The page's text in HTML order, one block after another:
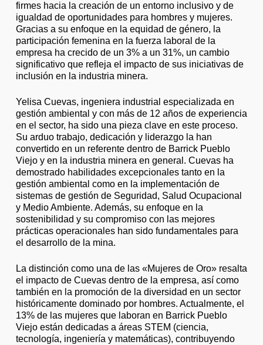
firmes hacia la creación de un entorno inclusivo y de
igualdad de oportunidades para hombres y mujeres.
Gracias a su enfoque en la equidad de género, la
participación femenina en la fuerza laboral de la
empresa ha crecido de un 3% a un 31%, un cambio
significativo que refleja el impacto de sus iniciativas de
inclusión en la industria minera.
Yelisa Cuevas, ingeniera industrial especializada en
gestión ambiental y con más de 12 años de experiencia
en el sector, ha sido una pieza clave en este proceso.
Su arduo trabajo, dedicación y liderazgo la han
convertido en un referente dentro de Barrick Pueblo
Viejo y en la industria minera en general. Cuevas ha
demostrado habilidades excepcionales tanto en la
gestión ambiental como en la implementación de
sistemas de gestión de Seguridad, Salud Ocupacional
y Medio Ambiente. Además, su enfoque en la
sostenibilidad y su compromiso con las mejores
prácticas operacionales han sido fundamentales para
el desarrollo de la mina.
La distinción como una de las «Mujeres de Oro» resalta
el impacto de Cuevas dentro de la empresa, así como
también en la promoción de la diversidad en un sector
históricamente dominado por hombres. Actualmente, el
13% de las mujeres que laboran en Barrick Pueblo
Viejo están dedicadas a áreas STEM (ciencia,
tecnología, ingeniería y matemáticas), contribuyendo